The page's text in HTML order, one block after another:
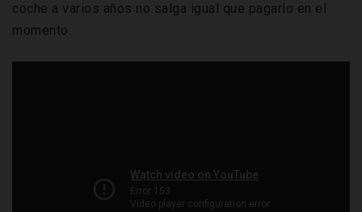
coche a varios años no salga igual que pagarlo en el
momento.